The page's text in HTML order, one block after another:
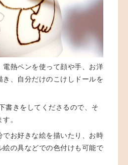
電熱ペンを使って顔や手、お洋
き、自分だけのこけしドールを
書きをしてくださるので、そ
。
お好きな絵を描いたり、 お時
絵の具などでの色付けも可能で